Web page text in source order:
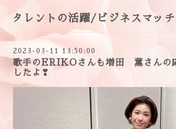
タレントの活躍/ビジネスマッ
2023-03-11 13:50:00
歌手のERIKOさんも増田 薫さんの
したよ❣